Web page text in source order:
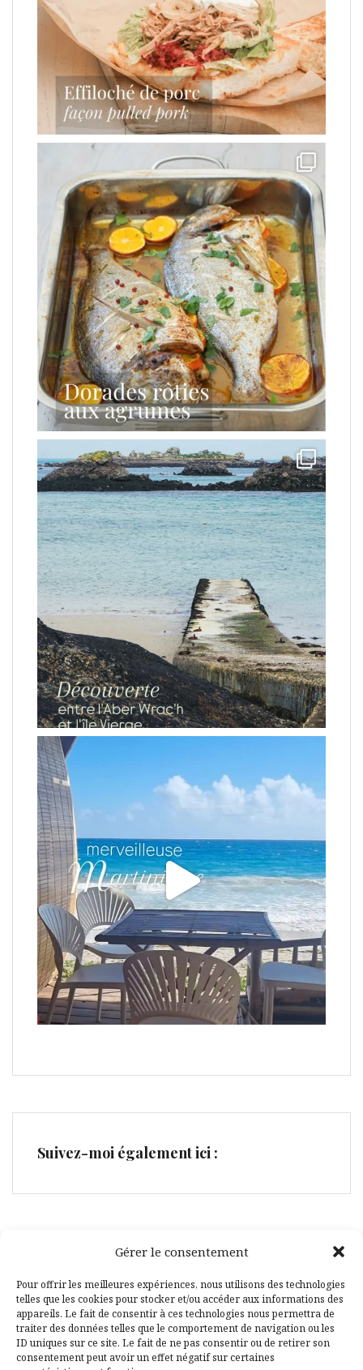
Gérer le consentement
Pour offrir les meilleures expériences, nous utilisons des technologies
telles que les cookies pour stocker et/ou accéder aux informations des
appareils. Le fait de consentir à ces technologies nous permettra de
traiter des données telles que le comportement de navigation ou les
ID uniques sur ce site. Le fait de ne pas consentir ou de retirer son
consentement peut avoir un effet négatif sur certaines
Suivez-moi également ici :
Facebook
Pinterest